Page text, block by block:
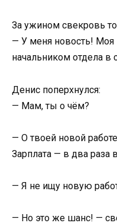
За ужином свекровь
— У меня новость! Моя
начальником отдела в
Денис поперхнулся:
— Мам, ты о чём?
— О твоей новой
Зарплата — в два
— Я не ищу новую
— Но это же шанс! —